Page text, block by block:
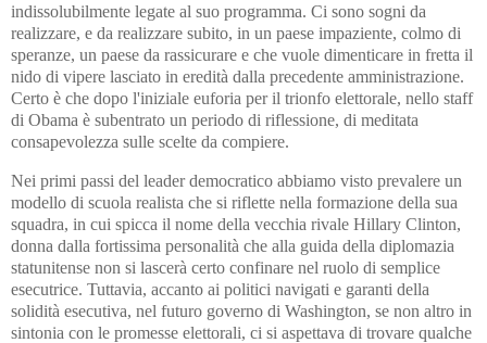
indissolubilmente legate al suo programma. Ci sono sogni da
realizzare, e da realizzare subito, in un paese impaziente, colmo di
speranze, un paese da rassicurare e che vuole dimenticare in fretta il
nido di vipere lasciato in eredità dalla precedente amministrazione.
Certo è che dopo l'iniziale euforia per il trionfo elettorale, nello staff
di Obama è subentrato un periodo di riflessione, di meditata
consapevolezza sulle scelte da compiere.
Nei primi passi del leader democratico abbiamo visto prevalere un
modello di scuola realista che si riflette nella formazione della sua
squadra, in cui spicca il nome della vecchia rivale Hillary Clinton,
donna dalla fortissima personalità che alla guida della diplomazia
statunitense non si lascerà certo confinare nel ruolo di semplice
esecutrice. Tuttavia, accanto ai politici navigati e garanti della
solidità esecutiva, nel futuro governo di Washington, se non altro in
sintonia con le promesse elettorali, ci si aspettava di trovare qualche